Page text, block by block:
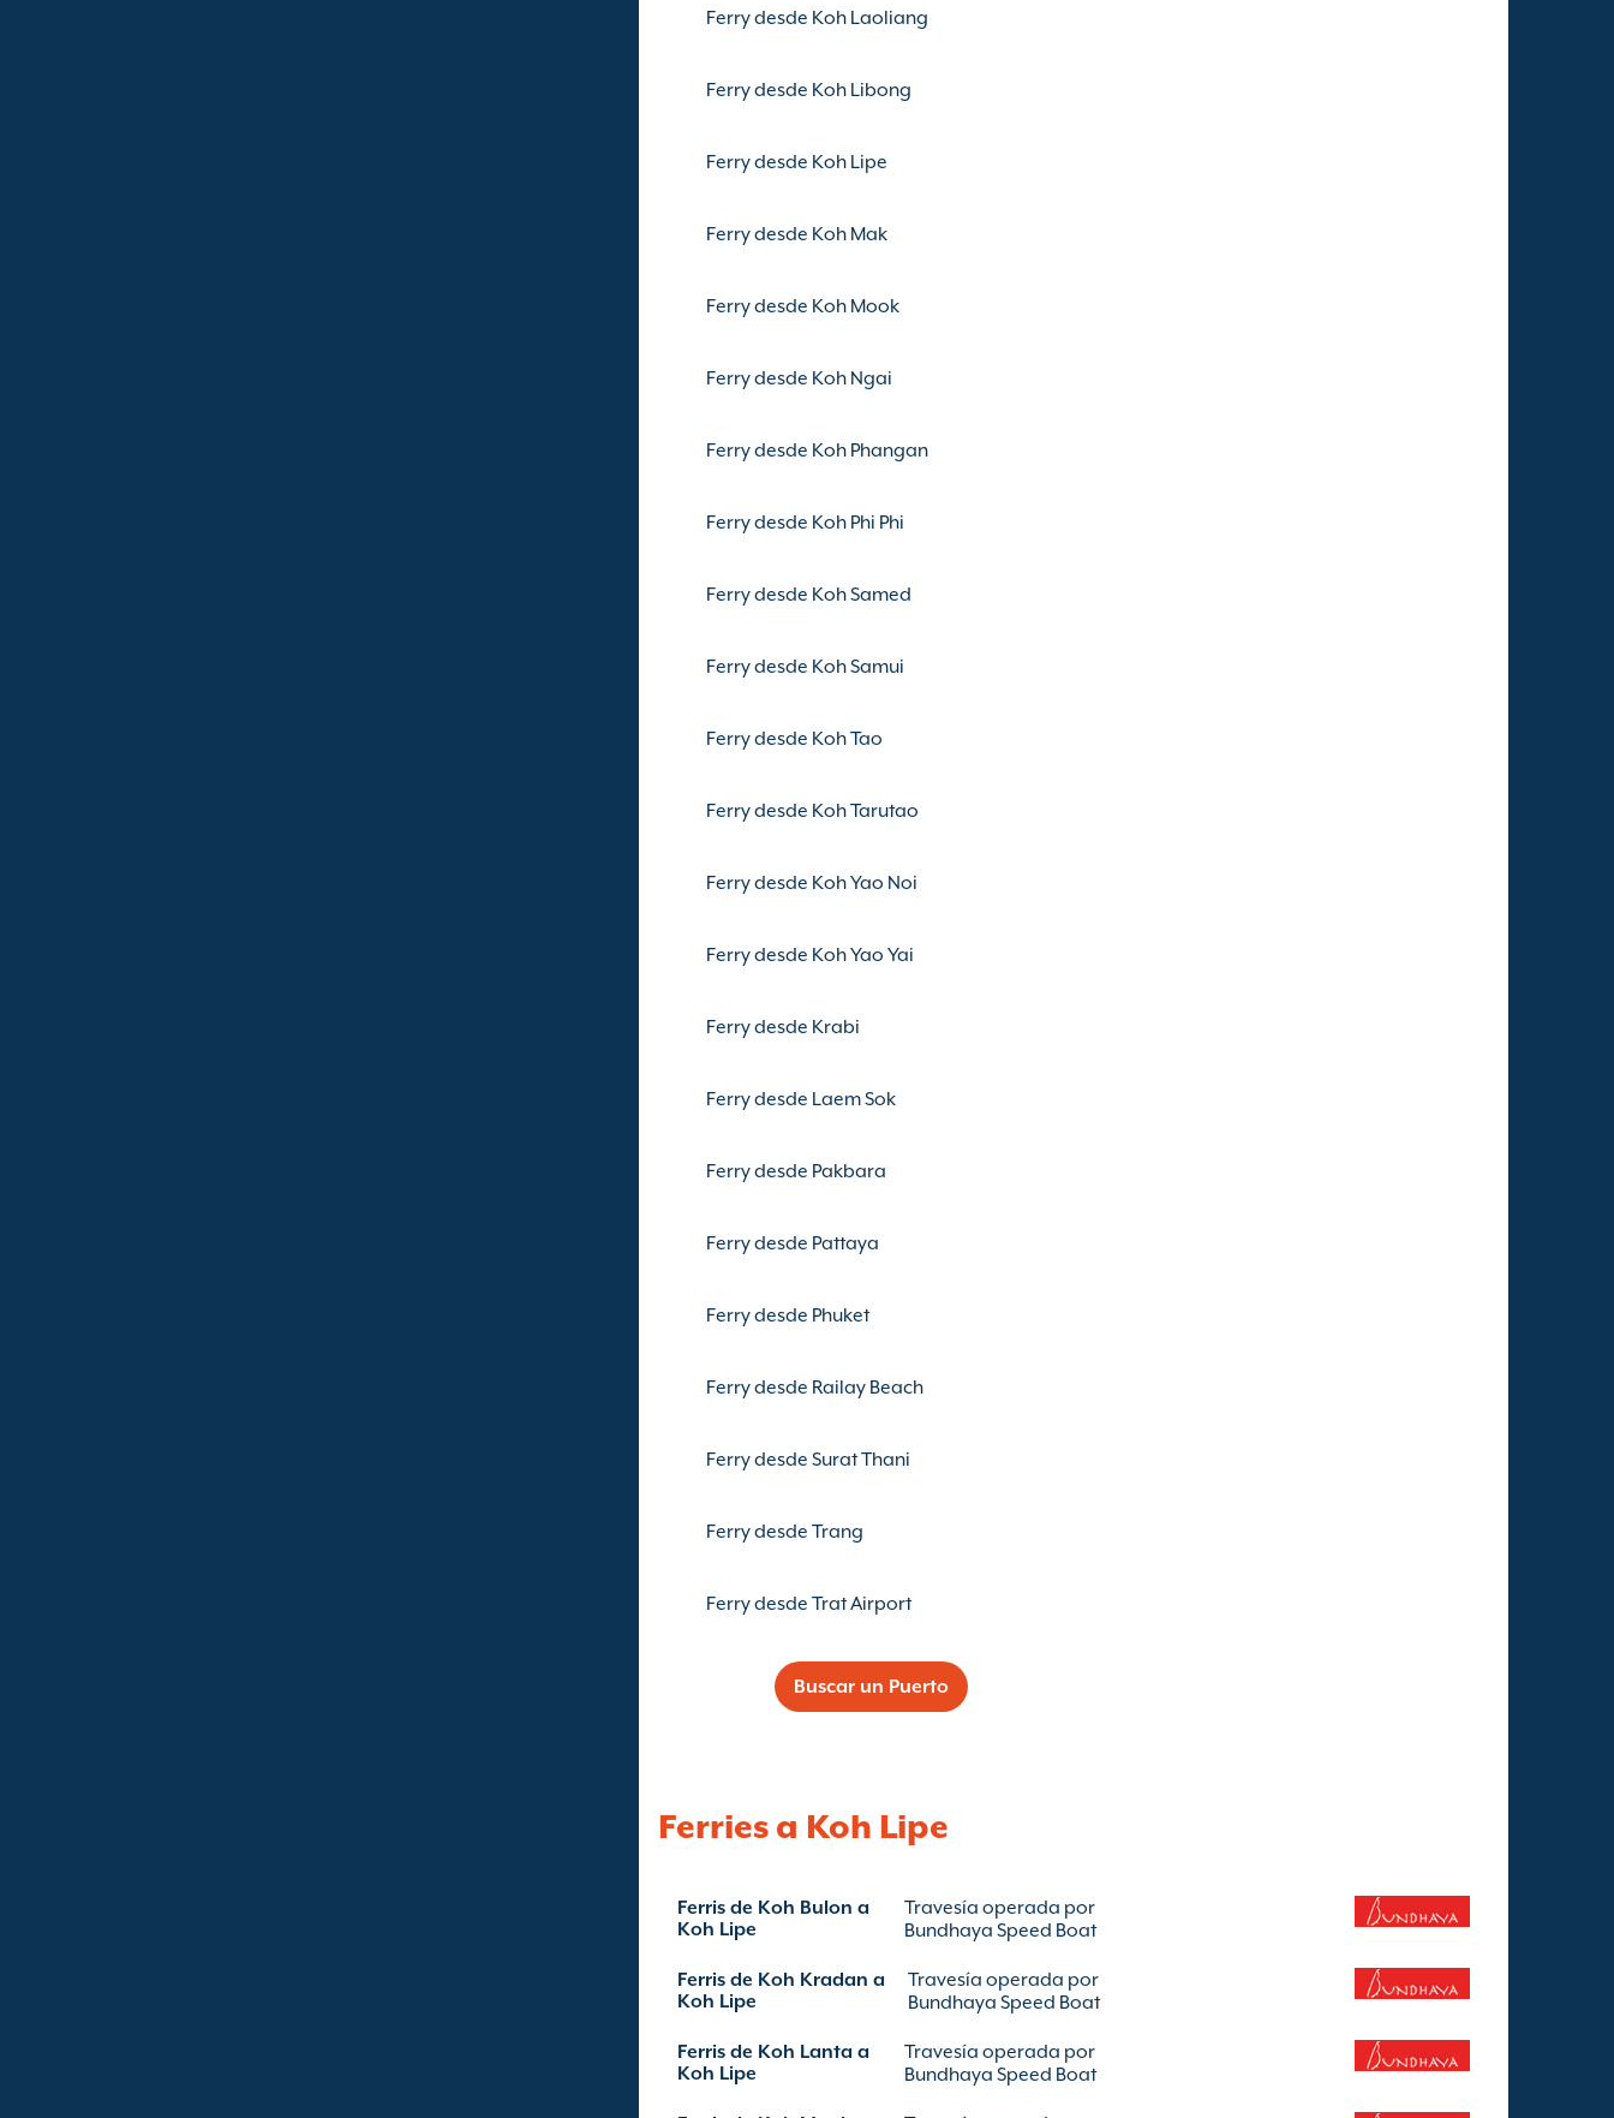
Ferries a Koh Lipe
Ferris de Koh Bulon a
Koh Lipe
Travesía operada por
Bundhaya Speed Boat
Ferris de Koh Kradan a
Koh Lipe
Travesía operada por
Bundhaya Speed Boat
Ferris de Koh Lanta a
Koh Lipe
Travesía operada por
Bundhaya Speed Boat
Ferry desde Koh Laoliang
Ferry desde Koh Libong
Ferry desde Koh Lipe
Ferry desde Koh Mak
Ferry desde Koh Mook
Ferry desde Koh Ngai
Ferry desde Koh Phangan
Ferry desde Koh Phi Phi
Ferry desde Koh Samed
Ferry desde Koh Samui
Ferry desde Koh Tao
Ferry desde Koh Tarutao
Ferry desde Koh Yao Noi
Ferry desde Koh Yao Yai
Ferry desde Krabi
Ferry desde Laem Sok
Ferry desde Pakbara
Ferry desde Pattaya
Ferry desde Phuket
Ferry desde Railay Beach
Ferry desde Surat Thani
Ferry desde Trang
Ferry desde Trat Airport
Buscar un Puerto